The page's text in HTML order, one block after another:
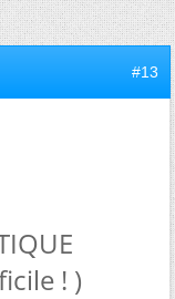
#13
! )